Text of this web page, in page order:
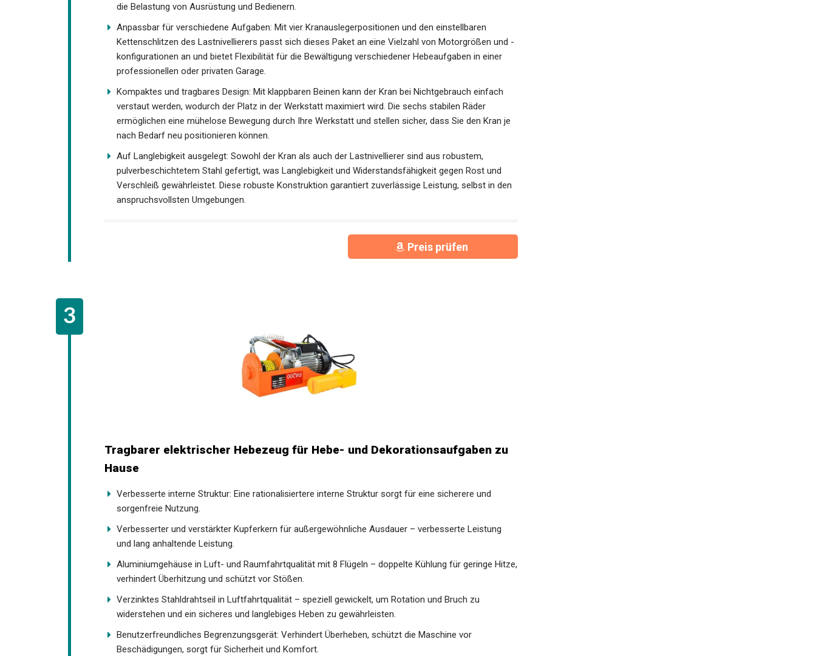
die Belastung von Ausrüstung und Bedienern.
Anpassbar für verschiedene Aufgaben: Mit vier Kranauslegerpositionen und den einstellbaren
Kettenschlitzen des Lastnivellierers passt sich dieses Paket an eine Vielzahl von Motorgrößen und -
konfigurationen an und bietet Flexibilität für die Bewältigung verschiedener Hebeaufgaben in einer
professionellen oder privaten Garage.
Kompaktes und tragbares Design: Mit klappbaren Beinen kann der Kran bei Nichtgebrauch einfach
verstaut werden, wodurch der Platz in der Werkstatt maximiert wird. Die sechs stabilen Räder
ermöglichen eine mühelose Bewegung durch Ihre Werkstatt und stellen sicher, dass Sie den Kran je
nach Bedarf neu positionieren können.
Auf Langlebigkeit ausgelegt: Sowohl der Kran als auch der Lastnivellierer sind aus robustem,
pulverbeschichtetem Stahl gefertigt, was Langlebigkeit und Widerstandsfähigkeit gegen Rost und
Verschleiß gewährleistet. Diese robuste Konstruktion garantiert zuverlässige Leistung, selbst in den
anspruchsvollsten Umgebungen.
Preis prüfen
Tragbarer elektrischer Hebezeug für Hebe- und Dekorationsaufgaben zu
Hause
Verbesserte interne Struktur: Eine rationalisiertere interne Struktur sorgt für eine sicherere und
sorgenfreie Nutzung.
Verbesserter und verstärkter Kupferkern für außergewöhnliche Ausdauer – verbesserte Leistung
und lang anhaltende Leistung.
Aluminiumgehäuse in Luft- und Raumfahrtqualität mit 8 Flügeln – doppelte Kühlung für geringe Hitze,
verhindert Überhitzung und schützt vor Stößen.
Verzinktes Stahldrahtseil in Luftfahrtqualität – speziell gewickelt, um Rotation und Bruch zu
widerstehen und ein sicheres und langlebiges Heben zu gewährleisten.
Benutzerfreundliches Begrenzungsgerät: Verhindert Überheben, schützt die Maschine vor
Beschädigungen, sorgt für Sicherheit und Komfort.